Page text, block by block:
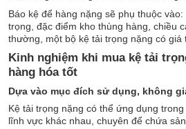
Báo kệ để hàng nặng sẽ phụ thuộc
trọng, đặc điểm kho thùng hàng, chiều
thường, một bộ kệ tải trọng nặng có giá
Kinh nghiệm khi mua kệ tải
hàng hóa tốt
Dựa vào mục đích sử dụng, không
Kệ tải trọng nặng có thể ứng dụng
lĩnh vực khác nhau, chuyên để chứa